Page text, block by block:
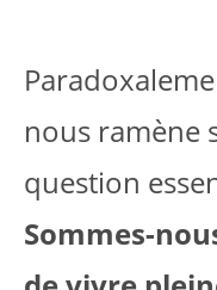
nous ramène
question
Sommes-